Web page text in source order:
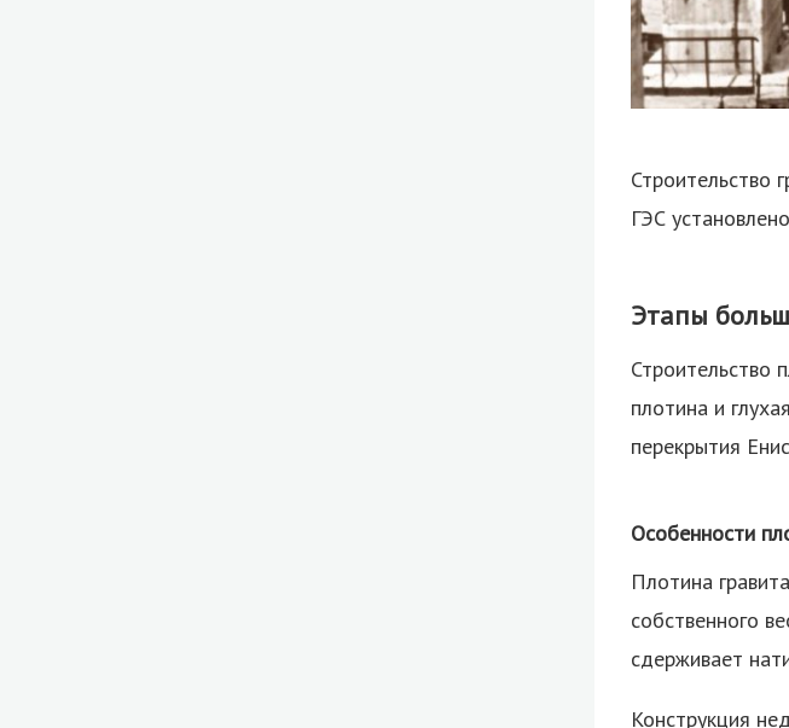
Строительство
ГЭС
Этапы
Строительство
плотина и
перекрытия
Особенности
Плотина
собственного
сдерживает
Конструкция